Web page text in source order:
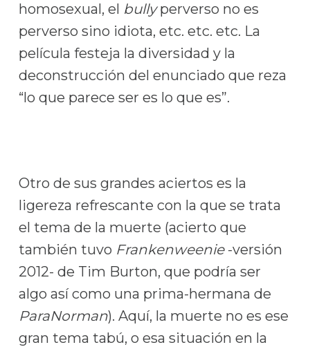
homosexual, el bullyperverso no es
perverso sino idiota, etc. etc. etc. La
película festeja la diversidad y la
deconstrucción del enunciado que reza
“lo que parece ser es lo que es”.
Otro de sus grandes aciertos es la
ligereza refrescante con la que se trata
el tema de la muerte (acierto que
también tuvo Frankenweenie-versión
2012- de Tim Burton, que podría ser
algo así como una prima-hermana de
ParaNorman). Aquí, la muerte no es ese
gran tema tabú, o esa situación en la